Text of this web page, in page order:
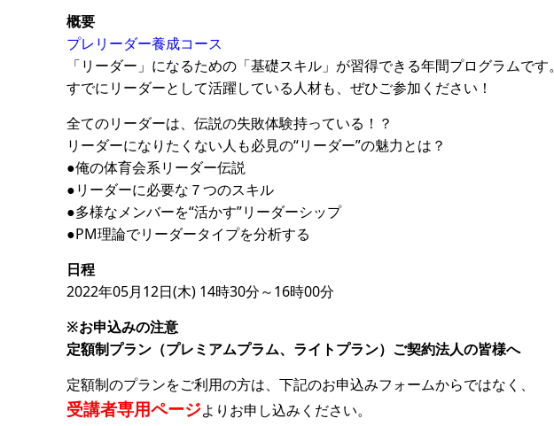
概要
プレリーダー養成コース
「リーダー」になるための「基礎スキル」が習得できる年間プログラムです。
すでにリーダーとして活躍している人材も、ぜひご参加ください！
全てのリーダーは、伝説の失敗体験持っている！？
リーダーになりたくない人も必見の“リーダー”の魅力とは？
●俺の体育会系リーダー伝説
●リーダーに必要な７つのスキル
●多様なメンバーを“活かす”リーダーシップ
●PM理論でリーダータイプを分析する
日程
2022年05月12日(木) 14時30分～16時00分
※お申込みの注意
定額制プラン（プレミアムプラム、ライトプラン）ご契約法人の皆様へ
定額制のプランをご利用の方は、下記のお申込みフォームからではなく、
受講者専用ページよりお申し込みください。